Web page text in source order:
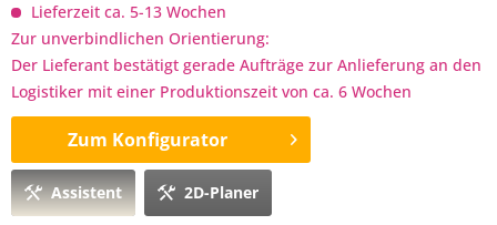
Lieferzeit ca. 5-13 Wochen
Zur unverbindlichen Orientierung:
Der Lieferant bestätigt gerade Aufträge zur Anlieferung an den
Logistiker mit einer Produktionszeit von ca. 6 Wochen
Zum Konfigurator
Assistent 2D-Planer